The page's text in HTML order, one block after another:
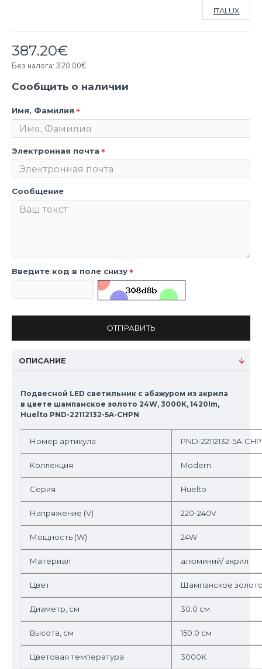
387.20€
Без налога: 320.00€
ITALUX
Сообщить о наличии
Имя, Фамилия
Электронная почта
Сообщение
Введите код в поле снизу
ОТПРАВИТЬ
ОПИСАНИЕ
Подвесной LED светильник с абажуром из акрила
в цвете шампанское золото 24W, 3000K, 1420lm,
Huelto PND-22112132-5A-CHPN
Номер артикула PND-22112132-5A-
Коллекция Modern
Серия Huelto
Напряжение (V) 220-240V
Мощность (W) 24W
Материал алюминий/ акрил
Цвет Шампанское
Диаметр, см 30.0 см
Высота, см 150.0 см
Цветовая температура 3000K